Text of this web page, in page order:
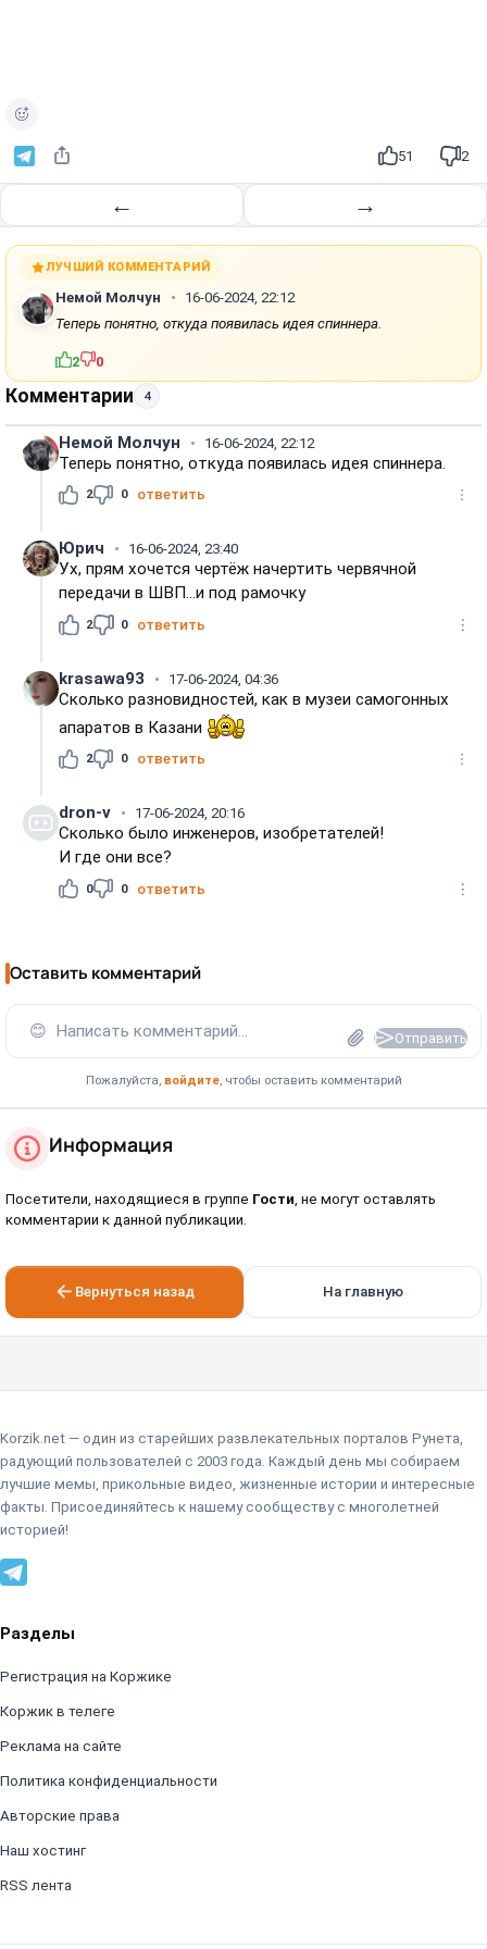
51 2
← →
ЛУЧШИЙ КОММЕНТАРИЙ
Немой Молчун
16-06-2024, 22:12
Теперь понятно, откуда появилась идея спиннера.
2 0
Комментарии 4
Немой Молчун 16-06-2024, 22:12
Теперь понятно, откуда появилась идея спиннера.
2 0 ответить
Юрич 16-06-2024, 23:40
Ух, прям хочется чертёж начертить червячной
передачи в ШВП...и под рамочку
2 0 ответить
krasawa93 17-06-2024, 04:36
Сколько разновидностей, как в музеи самогонных
апаратов в Казани
2 0 ответить
dron-v 17-06-2024, 20:16
Сколько было инженеров, изобретателей!
И где они все?
0 0 ответить
Оставить комментарий
😊 Написать комментарий... Отправить
Пожалуйста, войдите, чтобы оставить комментарий
Информация
Посетители, находящиеся в группе Гости , не могут оставлять
комментарии к данной публикации.
Вернуться назад На главную
Korzik.net — один из старейших развлекательных порталов Рунета,
радующий пользователей с 2003 года. Каждый день мы собираем
лучшие мемы, прикольные видео, жизненные истории и интересные
факты. Присоединяйтесь к нашему сообществу с многолетней
историей!
Разделы
Регистрация на Коржике
Коржик в телеге
Реклама на сайте
Политика конфиденциальности
Авторские права
Наш хостинг
RSS лента